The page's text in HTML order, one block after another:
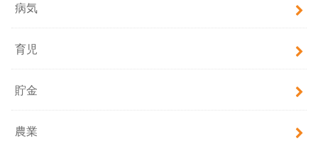
病気
育児
貯金
農業